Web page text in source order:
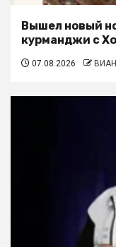
Вышел новый
курманджи с
07.08.2026 ВИАН